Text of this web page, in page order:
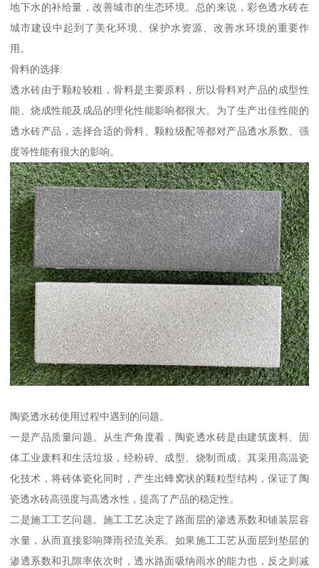
地下水的补给量，改善城市的生态环境。总的来说，彩色透水砖在
城市建设中起到了美化环境、保护水资源、改善水环境的重要作
用。
骨料的选择:
透水砖由于颗粒较粗，骨料是主要原料，所以骨料对产品的成型性
能、烧成性能及成品的理化性能影响都很大。为了生产出佳性能的
透水砖产品，选择合适的骨料、颗粒级配等都对产品透水系数、强
度等性能有很大的影响。
陶瓷透水砖使用过程中遇到的问题。
一是产品质量问题。从生产角度看，陶瓷透水砖是由建筑废料、固
体工业废料和生活垃圾，经粉碎、成型、烧制而成。其采用高温瓷
化技术，将砖体瓷化同时，产生出蜂窝状的颗粒型结构，保证了陶
瓷透水砖高强度与高透水性，提高了产品的稳定性。
二是施工工艺问题。施工工艺决定了路面层的渗透系数和铺装层容
水量，从而直接影响降雨径流关系。如果施工工艺从面层到垫层的
渗透系数和孔隙率依次时，透水路面吸纳雨水的能力也，反之则减